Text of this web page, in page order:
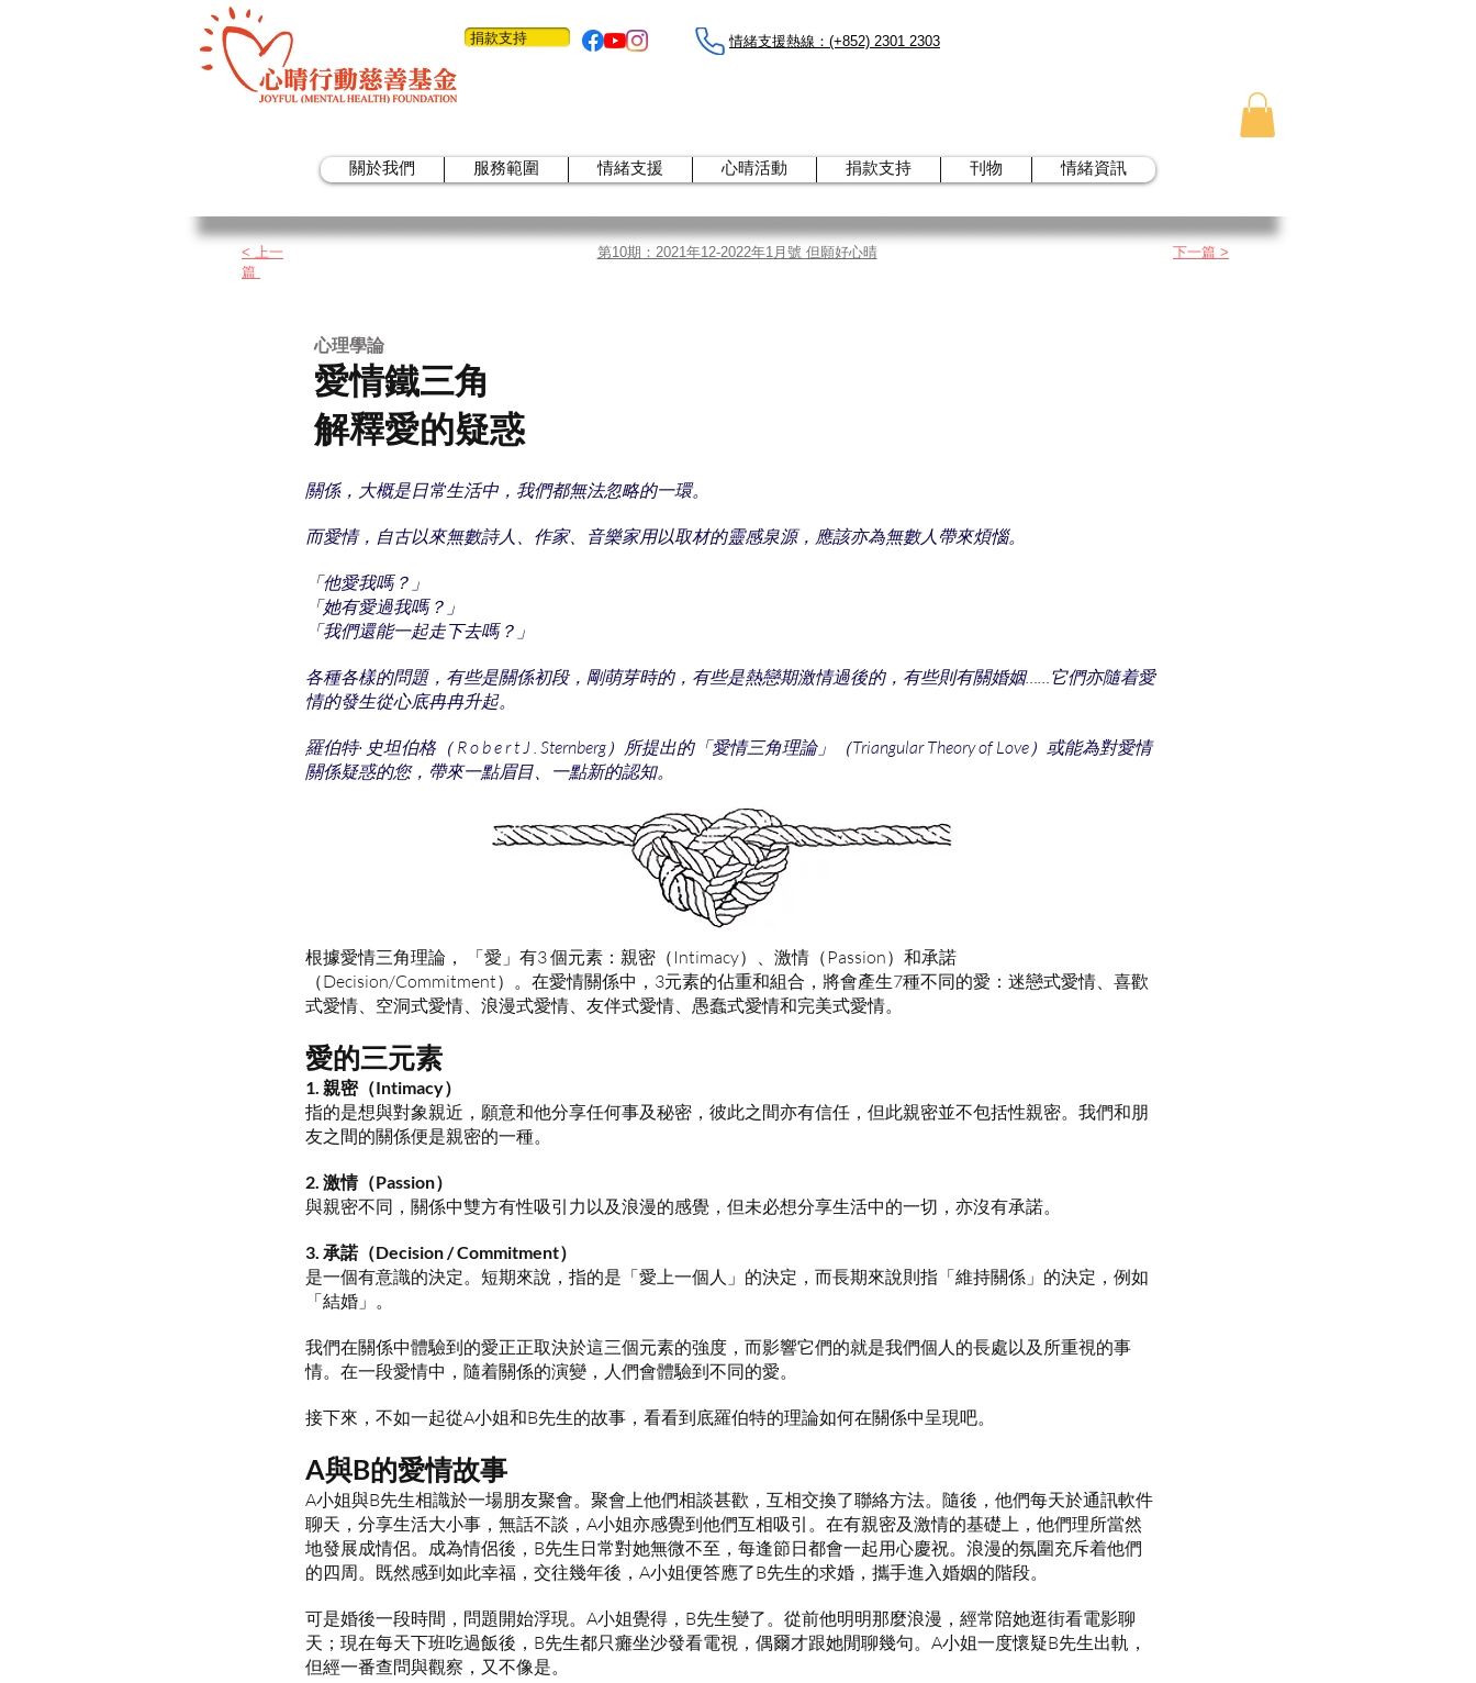
捐款支持 情緒支援熱線：​​(+852) 2301 2303
關於我們 服務範圍 情緒支援 心晴活動 捐款支持 刊物 情緒資訊
< 上一
篇
第10期：2021年12-2022年1月號 但願好心晴 下一篇 >
​心理學論
愛情鐵三角
解釋愛的疑惑
關係，大概是日常生活中，我們都無法忽略的一環。
而愛情，自古以來無數詩人、作家、音樂家用以取材的靈感泉源，應該亦為無數人帶來煩惱。
「他愛我嗎？」
「她有愛過我嗎？」
「我們還能一起走下去嗎？」
各種各樣的問題，有些是關係初段，剛萌芽時的，有些是熱戀期激情過後的，有些則有關婚姻……它們亦隨着愛
情的發生從心底冉冉升起。
羅伯特· 史坦伯格（ R o b e r t J . Sternberg）所提出的「愛情三角理論」（Triangular Theory of Love）或能為對愛情
關係疑惑的您，帶來一點眉目、一點新的認知。
根據愛情三角理論， 「愛」有3 個元素：親密（Intimacy）、激情（Passion）和承諾
（Decision/Commitment）。在愛情關係中，3元素的佔重和組合，將會產生7種不同的愛：迷戀式愛情、喜歡
式愛情、空洞式愛情、浪漫式愛情、友伴式愛情、愚蠢式愛情和完美式愛情。
愛的三元素
1. 親密（Intimacy）
指的是想與對象親近，願意和他分享任何事及秘密，彼此之間亦有信任，但此親密並不包括性親密。我們和朋
友之間的關係便是親密的一種。
2. 激情（Passion）
與親密不同，關係中雙方有性吸引力以及浪漫的感覺，但未必想分享生活中的一切，亦沒有承諾。
3. 承諾（Decision / Commitment）
是一個有意識的決定。短期來說，指的是「愛上一個人」的決定，而長期來說則指「維持關係」的決定，例如
「結婚」。
我們在關係中體驗到的愛正正取決於這三個元素的強度，而影響它們的就是我們個人的長處以及所重視的事
情。在一段愛情中，隨着關係的演變，人們會體驗到不同的愛。
接下來，不如一起從A小姐和B先生的故事，看看到底羅伯特的理論如何在關係中呈現吧。
A與B的愛情故事
A小姐與B先生相識於一場朋友聚會。聚會上他們相談甚歡，互相交換了聯絡方法。隨後，他們每天於通訊軟件
聊天，分享生活大小事，無話不談，A小姐亦感覺到他們互相吸引。在有親密及激情的基礎上，他們理所當然
地發展成情侶。成為情侶後，B先生日常對她無微不至，每逢節日都會一起用心慶祝。浪漫的氛圍充斥着他們
的四周。既然感到如此幸福，交往幾年後，A小姐便答應了B先生的求婚，攜手進入婚姻的階段。
可是婚後一段時間，問題開始浮現。A小姐覺得，B先生變了。從前他明明那麼浪漫，經常陪她逛街看電影聊
天；現在每天下班吃過飯後，B先生都只癱坐沙發看電視，偶爾才跟她閒聊幾句。A小姐一度懷疑B先生出軌，
但經一番查問與觀察，又不像是。